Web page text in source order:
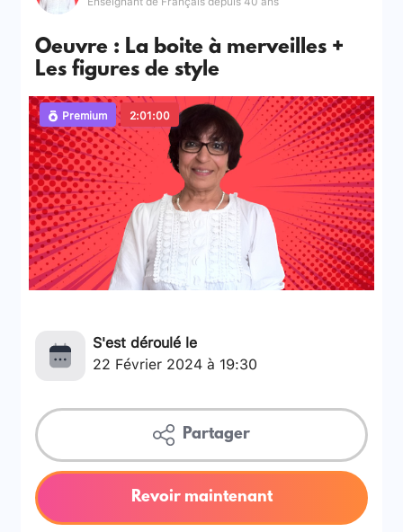
Oeuvre : La boite à merveilles +
Les figures de style
Premium 2:01:00
S'est déroulé le
22 Février 2024 à 19:30
Partager
Revoir maintenant